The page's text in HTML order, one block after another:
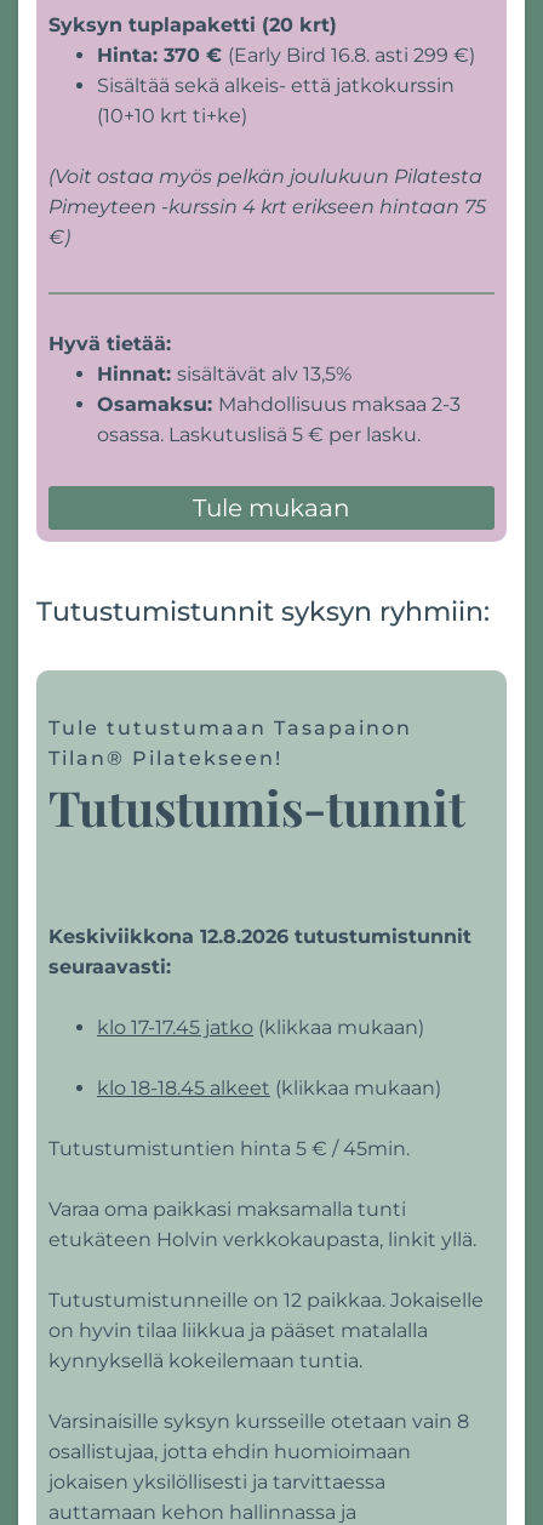
Syksyn tuplapaketti (20 krt)
Hinta: 370 € (Early Bird 16.8. asti 299 €)
Sisältää sekä alkeis- että jatkokurssin
(10+10 krt ti+ke)
(Voit ostaa myös pelkän joulukuun Pilatesta
Pimeyteen -kurssin 4 krt erikseen hintaan 75
€)
Hyvä tietää:
Hinnat: sisältävät alv 13,5%
Osamaksu: Mahdollisuus maksaa 2-3
osassa. Laskutuslisä 5 € per lasku.
Tule mukaan
Tutustumistunnit syksyn ryhmiin:
Tule tutustumaan Tasapainon
Tilan® Pilatekseen!
Tutustumis-tunnit
Keskiviikkona 12.8.2026 tutustumistunnit
seuraavasti:
klo 17-17.45 jatko (klikkaa mukaan)
klo 18-18.45 alkeet (klikkaa mukaan)
Tutustumistuntien hinta 5 € / 45min.
Varaa oma paikkasi maksamalla tunti
etukäteen Holvin verkkokaupasta, linkit yllä.
Tutustumistunneille on 12 paikkaa. Jokaiselle
on hyvin tilaa liikkua ja pääset matalalla
kynnyksellä kokeilemaan tuntia.
Varsinaisille syksyn kursseille otetaan vain 8
osallistujaa, jotta ehdin huomioimaan
jokaisen yksilöllisesti ja tarvittaessa
auttamaan kehon hallinnassa ja